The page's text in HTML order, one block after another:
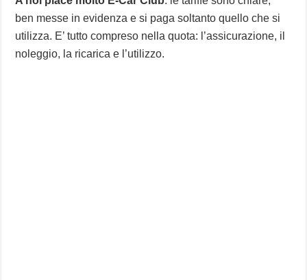
ben messe in evidenza e si paga soltanto quello che si
utilizza. E’ tutto compreso nella quota: l’assicurazione, il
noleggio, la ricarica e l’utilizzo.